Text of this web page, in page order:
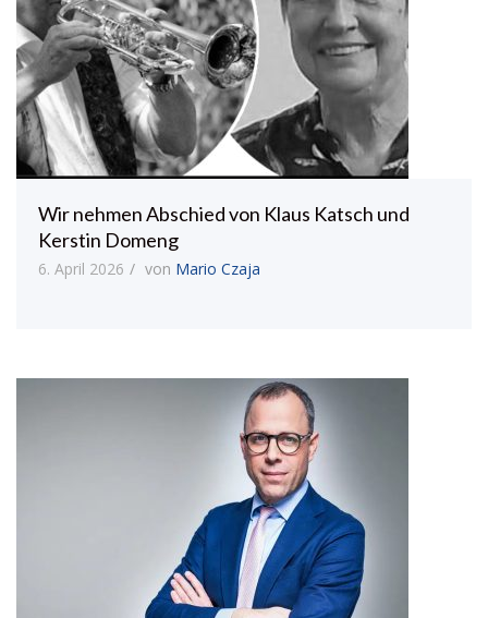
Wir nehmen Abschied von Klaus Katsch und
Kerstin Domeng
6. April 2026 von Mario Czaja